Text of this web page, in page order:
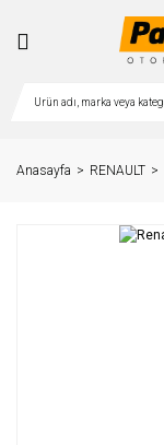
Anasayfa RENAULT